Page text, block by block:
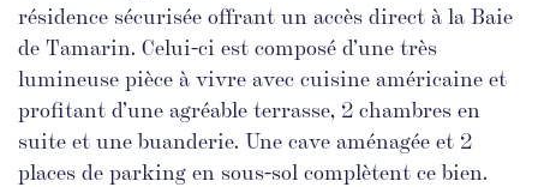
résidence sécurisée offrant un accès direct à la Baie
de Tamarin. Celui-ci est composé d’une très
lumineuse pièce à vivre avec cuisine américaine et
profitant d’une agréable terrasse, 2 chambres en
suite et une buanderie. Une cave aménagée et 2
places de parking en sous-sol complètent ce bien.